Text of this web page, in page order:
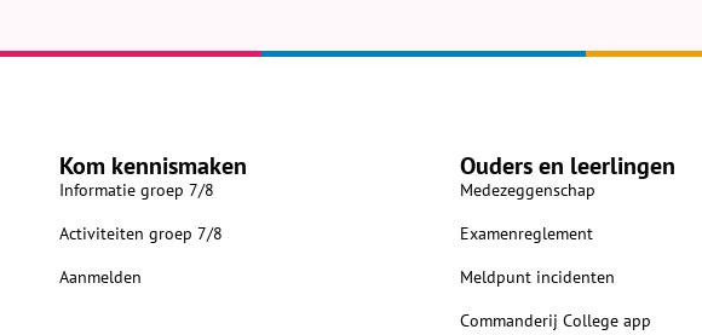
Kom kennismaken
Informatie groep 7/8
Activiteiten groep 7/8
Aanmelden
Ouders en leerlingen
Medezeggenschap
Examenreglement
Meldpunt incidenten
Commanderij College app